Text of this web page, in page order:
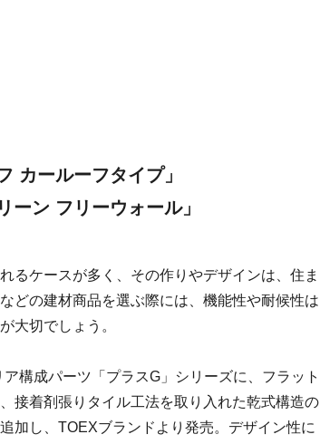
カールーフタイプ」
ン フリーウォール」
るケースが多く、その作りやデザインは、住ま
どの建材商品を選ぶ際には、機能性や耐候性は
大切でしょう。
構成パーツ「プラスG」シリーズに、フラット
接着剤張りタイル工法を取り入れた乾式構造の
加し、TOEXブランドより発売。デザイン性に